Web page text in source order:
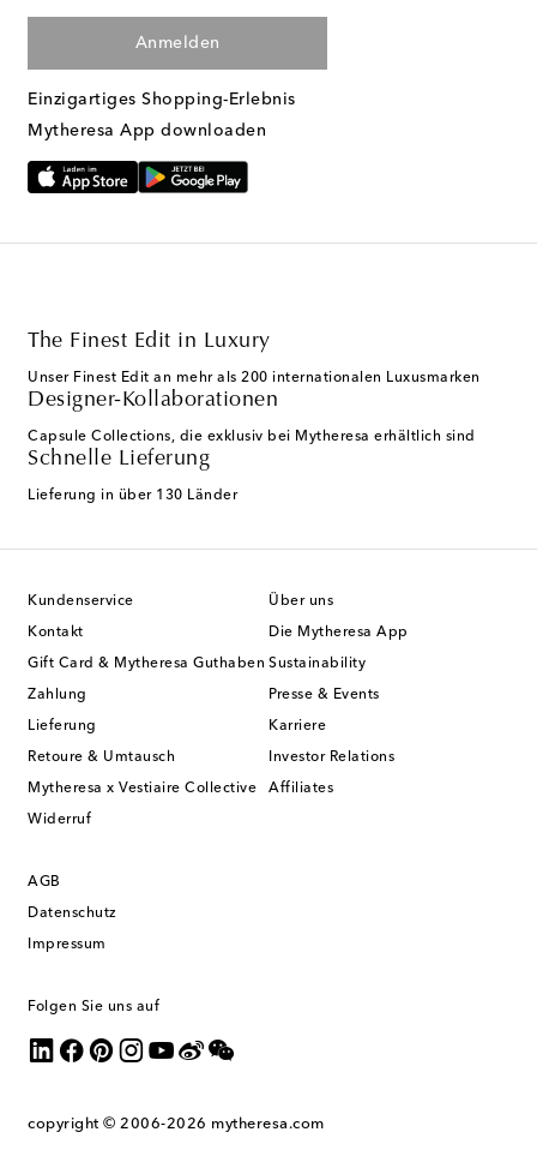
Anmelden
Einzigartiges Shopping-Erlebnis
Mytheresa App downloaden
The Finest Edit in Luxury
Unser Finest Edit an mehr als 200 internationalen Luxusmarken
Designer-Kollaborationen
Capsule Collections, die exklusiv bei Mytheresa erhältlich sind
Schnelle Lieferung
Lieferung in über 130 Länder
Kundenservice
Kontakt
Gift Card & Mytheresa Guthaben
Zahlung
Lieferung
Retoure & Umtausch
Mytheresa x Vestiaire Collective
Widerruf
Über uns
Die Mytheresa App
Sustainability
Presse & Events
Karriere
Investor Relations
Affiliates
AGB
Datenschutz
Impressum
Folgen Sie uns auf
copyright © 2006-2026 mytheresa.com